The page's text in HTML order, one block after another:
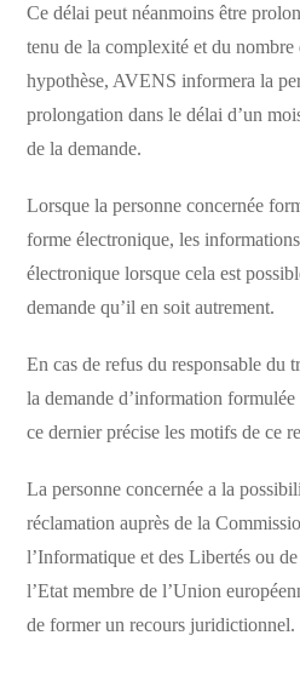
Ce délai peut néanmoins être
tenu de la complexité et du nombre
hypothèse, AVENS informera la
prolongation dans le délai d’un
de la demande.
Lorsque la personne concernée
forme électronique, les
électronique lorsque cela est
demande qu’il en soit autrement.
En cas de refus du responsable du
la demande d’information
ce dernier précise les motifs de ce
La personne concernée a la
réclamation auprès de la
l’Informatique et des Libertés ou
l’Etat membre de l’Union
de former un recours juridictionnel.